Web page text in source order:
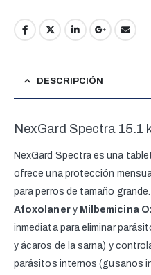
DESCRIPCIÓN
NexGard Spectra 15.1
NexGard Spectra es una
ofrece una protección
para perros de tamaño
Afoxolanery Milbemicina
inmediata para eliminar
y ácaros de la sarna) y
parásitos internos (gusanos